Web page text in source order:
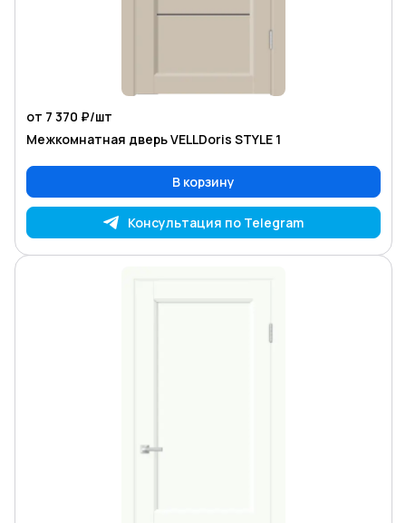
от 7 370 ₽/шт
Межкомнатная дверь VELLDoris STYLE 1
В корзину
Консультация по Telegram